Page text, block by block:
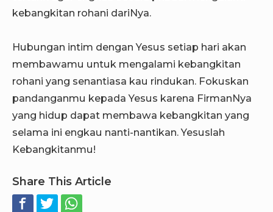
kebangkitan rohani dariNya.
Hubungan intim dengan Yesus setiap hari akan
membawamu untuk mengalami kebangkitan
rohani yang senantiasa kau rindukan. Fokuskan
pandanganmu kepada Yesus karena FirmanNya
yang hidup dapat membawa kebangkitan yang
selama ini engkau nanti-nantikan. Yesuslah
Kebangkitanmu!
Share This Article